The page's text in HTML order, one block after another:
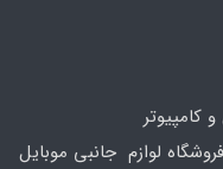
کامپیوتر
لوازم جانبی موبایل